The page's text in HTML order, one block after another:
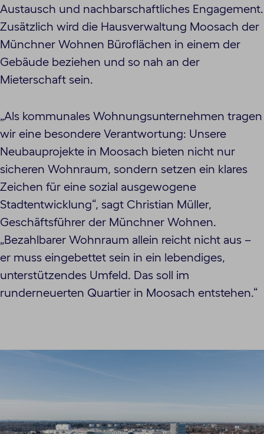
Austausch und nachbarschaftliches Engagement.
Zusätzlich wird die Hausverwaltung Moosach der
Münchner Wohnen Büroflächen in einem der
Gebäude beziehen und so nah an der
Mieterschaft sein.
„Als kommunales Wohnungsunternehmen tragen
wir eine besondere Verantwortung: Unsere
Neubauprojekte in Moosach bieten nicht nur
sicheren Wohnraum, sondern setzen ein klares
Zeichen für eine sozial ausgewogene
Stadtentwicklung“, sagt Christian Müller,
Geschäftsführer der Münchner Wohnen.
„Bezahlbarer Wohnraum allein reicht nicht aus –
er muss eingebettet sein in ein lebendiges,
unterstützendes Umfeld. Das soll im
runderneuerten Quartier in Moosach entstehen.“